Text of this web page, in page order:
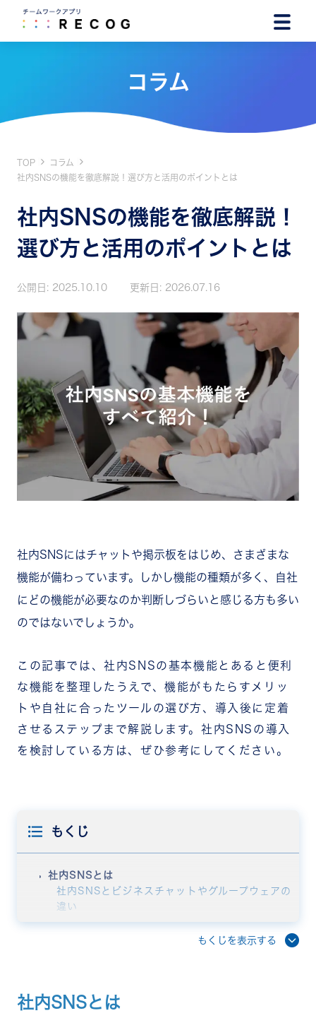
コラム
TOP
コラム
社内SNSの機能を徹底解説！選び方と活用のポイントとは
社内SNSの機能を徹底解説！
選び方と活用のポイントとは
公開日: 2025.10.10 更新日: 2026.07.16
社内SNSにはチャットや掲示板をはじめ、さまざまな
機能が備わっています。しかし機能の種類が多く、自社
にどの機能が必要なのか判断しづらいと感じる方も多い
のではないでしょうか。
この記事では、社内SNSの基本機能とあると便利
な機能を整理したうえで、機能がもたらすメリッ
トや自社に合ったツールの選び方、導入後に定着
させるステップまで解説します。社内SNSの導入
を検討している方は、ぜひ参考にしてください。
もくじ
社内SNSとは
社内SNSとビジネスチャットやグループウェアの
違い
リアクション機能
もくじを表示する
社内SNSとは